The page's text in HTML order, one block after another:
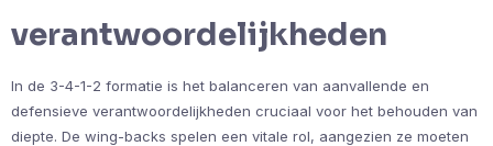
verantwoordelijkheden
In de 3-4-1-2 formatie is het balanceren van aanvallende en
defensieve verantwoordelijkheden cruciaal voor het behouden van
diepte. De wing-backs spelen een vitale rol, aangezien ze moeten